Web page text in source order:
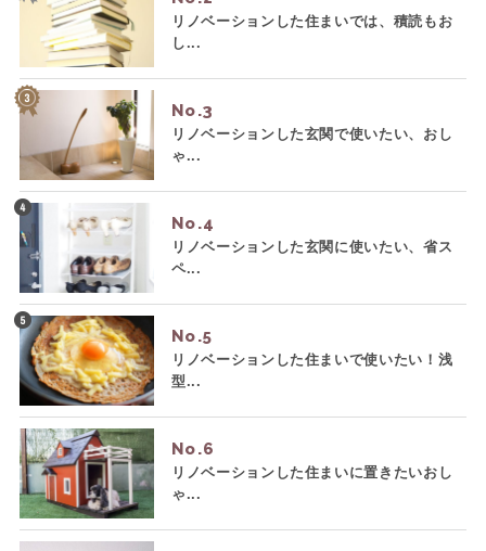
リノベーションした住まいでは、積読もお
し...
No.
リノベーションした玄関で使いたい、おし
ゃ...
No.
リノベーションした玄関に使いたい、省ス
ペ...
No.
リノベーションした住まいで使いたい！浅
型...
No.
リノベーションした住まいに置きたいおし
ゃ...